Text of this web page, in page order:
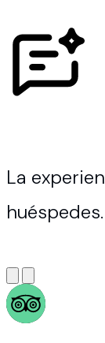
La
huéspedes.